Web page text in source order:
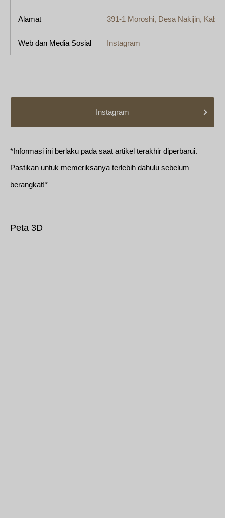
Alamat 391-1 Moroshi, Desa Nakijin,
Web dan Media Sosial Instagram
Instagram
*Informasi ini berlaku pada saat artikel terakhir diperbarui.
Pastikan untuk memeriksanya terlebih dahulu sebelum
berangkat!*
Peta 3D